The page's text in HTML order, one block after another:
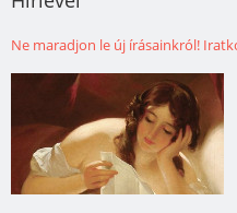
Ne maradjon le új írásainkról!